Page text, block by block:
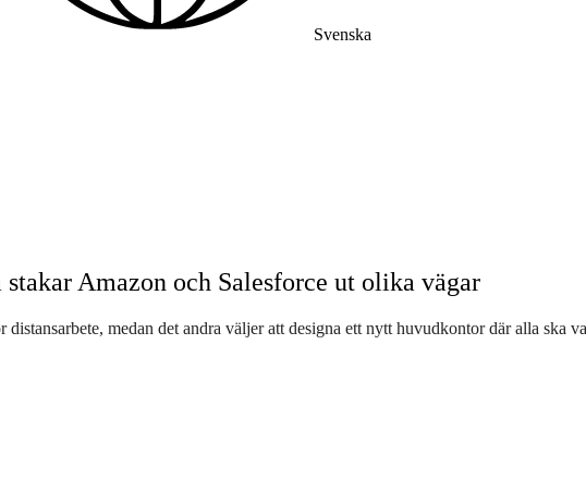
Svenska
Amazon och Salesforce ut olika vägar
medan det andra väljer att designa ett nytt huvudkontor där alla ska